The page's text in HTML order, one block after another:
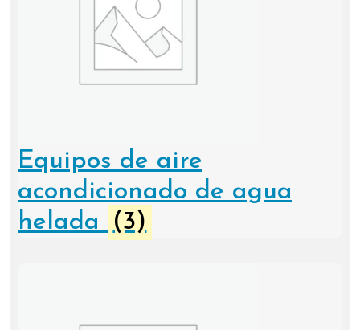
Equipos de aire
acondicionado de agua
helada
(3)